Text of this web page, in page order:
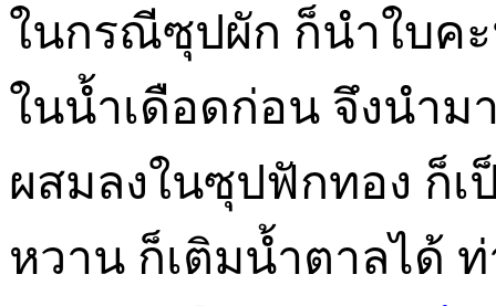
ในกรณีซุปผัก ก็นำใบค
ในน้ำเดือดก่อน จึงนำม
ผสมลงในซุปฟักทอง ก็
หวาน ก็เติมน้ำตาลได้